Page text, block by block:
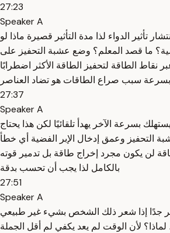
27:23
Speaker A
تأثير الدواء لذا مدة التأثير قصيرة ماذا لو
ما قصد المعلم؟ وضع عشبة التحفيز على
نقاط الطاقة لتحفيز الطاقة الأكثر اضطرابًا
سبب صراع الطاقات هو تضاد العناصر
27:37
Speaker A
بسرعة الآخر يهدأ تلقائيًا لكن هذا يحتاج
التحفيز وعمق إدخال الإبر الفضية أي خطأ
لن يكون مجرد إخراج طاقة بل تدمير قوته
بالكامل لذا يجب أن تحسب بدقة
27:51
Speaker A
جدًا إذا شعر ذلك الشخص بشيء غير طبيعي
لأن الوقت لم يعد يكفي لم أقل الجملة